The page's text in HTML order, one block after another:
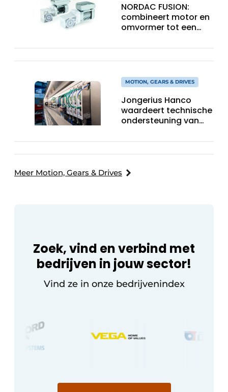
NORDAC FUSION:
combineert motor en
omvormer tot een
hoogvermogen-
eenheid
MOTION, GEARS & DRIVES
Jongerius Hanco
waardeert technische
ondersteuning van
Meer Motion, Gears & Drives
Zoek, vind en verbind met
bedrijven in jouw sector!
Vind ze in onze bedrijvenindex